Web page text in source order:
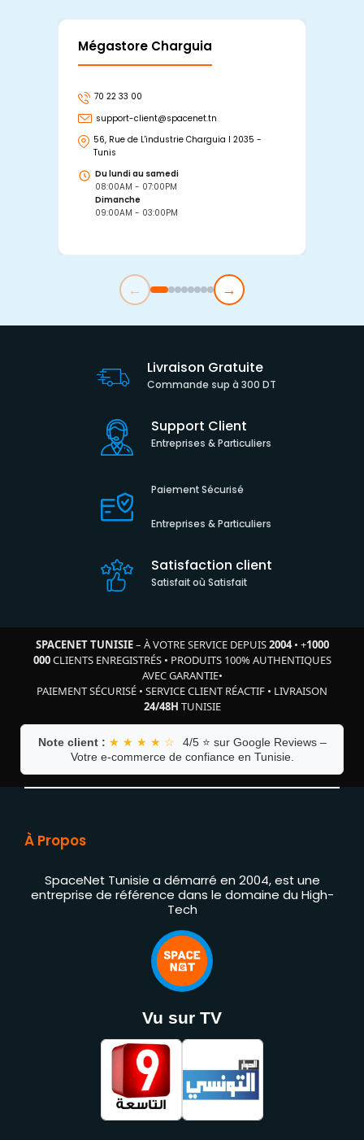
Mégastore Charguia
70 22 33 00
support-client@spacenet.tn
56, Rue de L'industrie Charguia I 2035 -
Tunis
Du lundi au samedi
08:00AM - 07:00PM
Dimanche
09:00AM - 03:00PM
← →
Livraison Gratuite
Commande sup à 300 DT
Support Client
Entreprises & Particuliers
Paiement Sécurisé
Entreprises & Particuliers
Satisfaction client
Satisfait où Satisfait
SPACENET TUNISIE– À VOTRE SERVICE DEPUIS2004• +1000
000CLIENTS ENREGISTRÉS• PRODUITS 100% AUTHENTIQUES
AVEC GARANTIE•
PAIEMENT SÉCURISÉ • SERVICE CLIENT RÉACTIF • LIVRAISON
24/48H TUNISIE
Note client : ★ ★ ★ ★ ☆
4/5 ⭐ sur Google Reviews –
Votre e-commerce de confiance en Tunisie.
À Propos
SpaceNet Tunisie a démarré en 2004, est une
entreprise de référence dans le domaine du High-
Tech
Vu sur TV